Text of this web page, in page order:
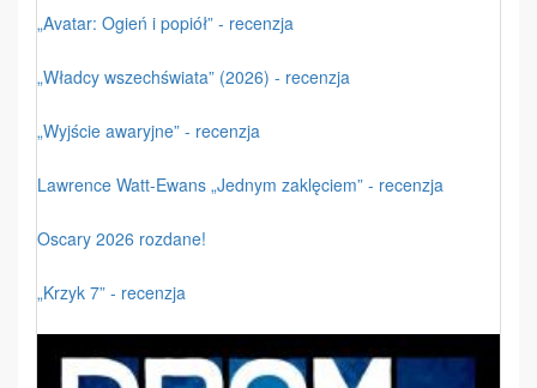
„Avatar: Ogień i popiół” - recenzja
„Władcy wszechświata” (2026) - recenzja
„Wyjście awaryjne” - recenzja
Lawrence Watt-Ewans „Jednym zaklęciem” - recenzja
Oscary 2026 rozdane!
„Krzyk 7” - recenzja